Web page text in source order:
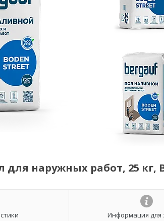
для наружных работ, 25 кг,
Информация для